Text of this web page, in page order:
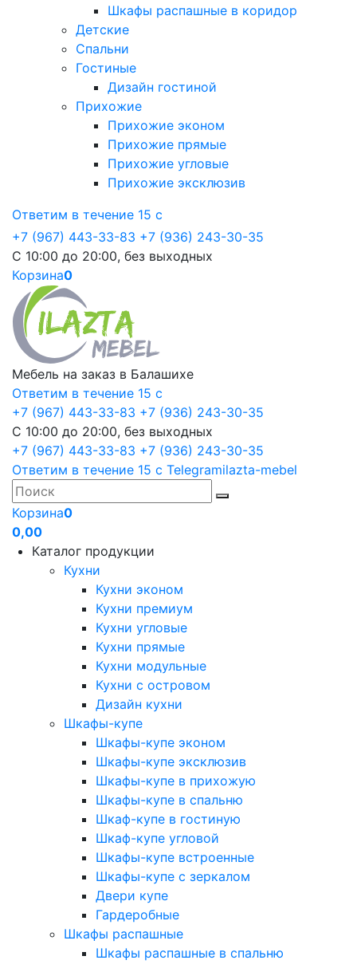
Шкафы распашные в коридор
Детские
Спальни
Гостиные
Дизайн гостиной
Прихожие
Прихожие эконом
Прихожие прямые
Прихожие угловые
Прихожие эксклюзив
Ответим в течение 15 с
+7 (967) 443-33-83 +7 (936) 243-30-35
С 10:00 до 20:00, без выходных
Корзина0
Мебель на заказ в Балашихе
Ответим в течение 15 с
+7 (967) 443-33-83 +7 (936) 243-30-35
С 10:00 до 20:00, без выходных
+7 (967) 443-33-83 +7 (936) 243-30-35
Ответим в течение 15 с Telegramilazta-mebel
Корзина0
0,00
Каталог продукции
Кухни
Кухни эконом
Кухни премиум
Кухни угловые
Кухни прямые
Кухни модульные
Кухни с островом
Дизайн кухни
Шкафы-купе
Шкафы-купе эконом
Шкафы-купе эксклюзив
Шкафы-купе в прихожую
Шкафы-купе в спальню
Шкаф-купе в гостиную
Шкаф-купе угловой
Шкафы-купе встроенные
Шкафы-купе с зеркалом
Двери купе
Гардеробные
Шкафы распашные
Шкафы распашные в спальню